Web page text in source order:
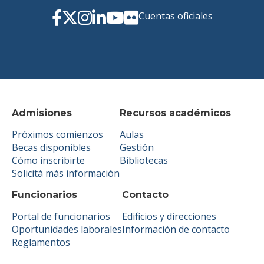
Admisiones
Próximos comienzos
Becas disponibles
Cómo inscribirte
Solicitá más información
Recursos académicos
Aulas
Gestión
Bibliotecas
Funcionarios
Portal de funcionarios
Oportunidades laborales
Reglamentos
Contacto
Edificios y direcciones
Información de contacto
Cuentas oficiales